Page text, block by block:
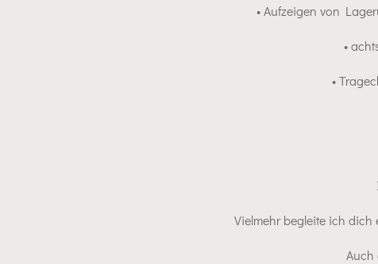
• Aufzeigen von
•
•
Vielmehr begleite ich dich
Auch